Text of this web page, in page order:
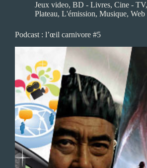
Jeux video, BD - Livres, Cine - TV,
Plateau, L'émission, Musique, Web
Podcast : l’œil carnivore #5